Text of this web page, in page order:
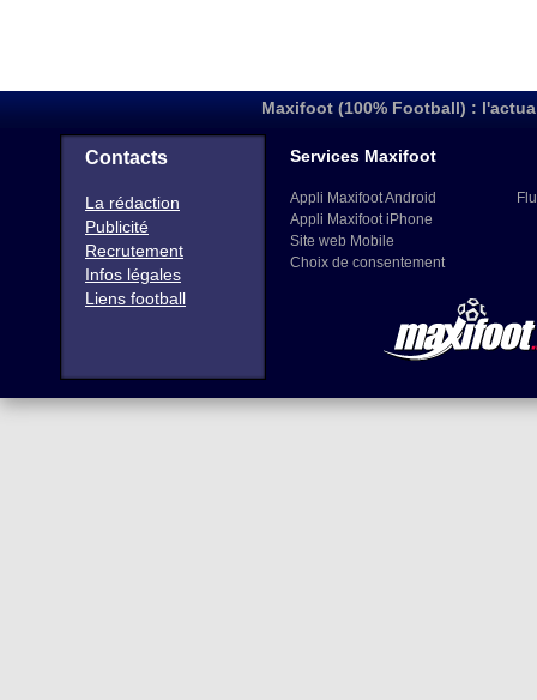
Maxifoot (100% Football) :
Contacts
La rédaction
Publicité
Recrutement
Infos légales
Liens football
Services Maxifoot
Appli Maxifoot Android
Appli Maxifoot iPhone
Site web Mobile
Choix de consentement